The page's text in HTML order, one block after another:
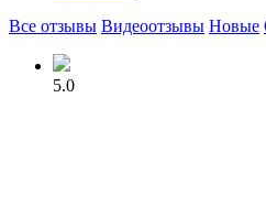
Все отзывы Видеоотзывы Новые
5.0